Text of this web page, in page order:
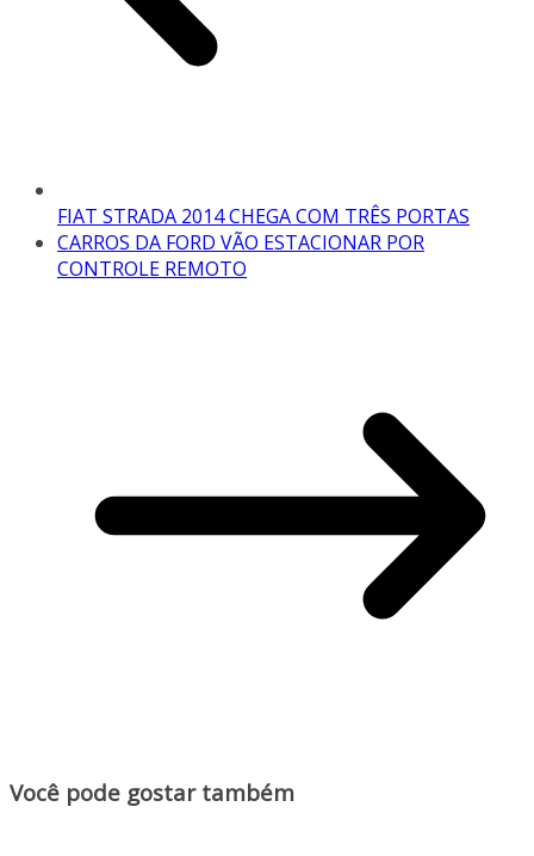
FIAT STRADA 2014 CHEGA COM TRÊS PORTAS
CARROS DA FORD VÃO ESTACIONAR POR
CONTROLE REMOTO
Você pode gostar também